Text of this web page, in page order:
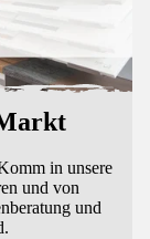
in unsere
und von
und